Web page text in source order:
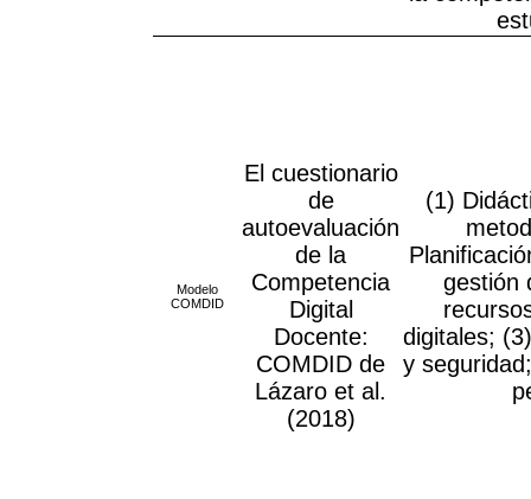
Modelo
COMDID
El cuestionario
de
autoevaluación
de la
Competencia
Digital
Docente:
COMDID de
Lázaro et al.
(2018)
(1)
gestión
digitales;
y